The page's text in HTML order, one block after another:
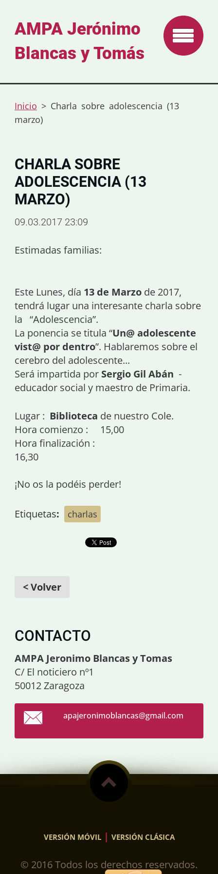
AMPA Jerónimo
Blancas y Tomás
Inicio > Charla sobre adolescencia (13
marzo)
CHARLA SOBRE
ADOLESCENCIA (13
MARZO)
09.03.2017 23:09
Estimadas familias:
Este Lunes, día 13 de Marzo de 2017,
tendrá lugar una interesante charla sobre
la “Adolescencia”.
La ponencia se titula “Un@ adolescente
vist@ por dentro”. Hablaremos sobre el
cerebro del adolescente...
Será impartida por Sergio Gil Abán -
educador social y maestro de Primaria.
Lugar : Biblioteca de nuestro Cole.
Hora comienzo : 15,00
Hora finalización :
16,30
¡No os la podéis perder!
Etiquetas: charlas
< Volver
CONTACTO
AMPA Jeronimo Blancas y Tomas
C/ El noticiero nº1
50012 Zaragoza
apajeronimoblancas@gmail.com
VERSIÓN MÓVIL | VERSIÓN CLÁSICA
© 2016 Todos los derechos reservados.